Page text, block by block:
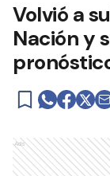
Volvió a
Nación y
Ads